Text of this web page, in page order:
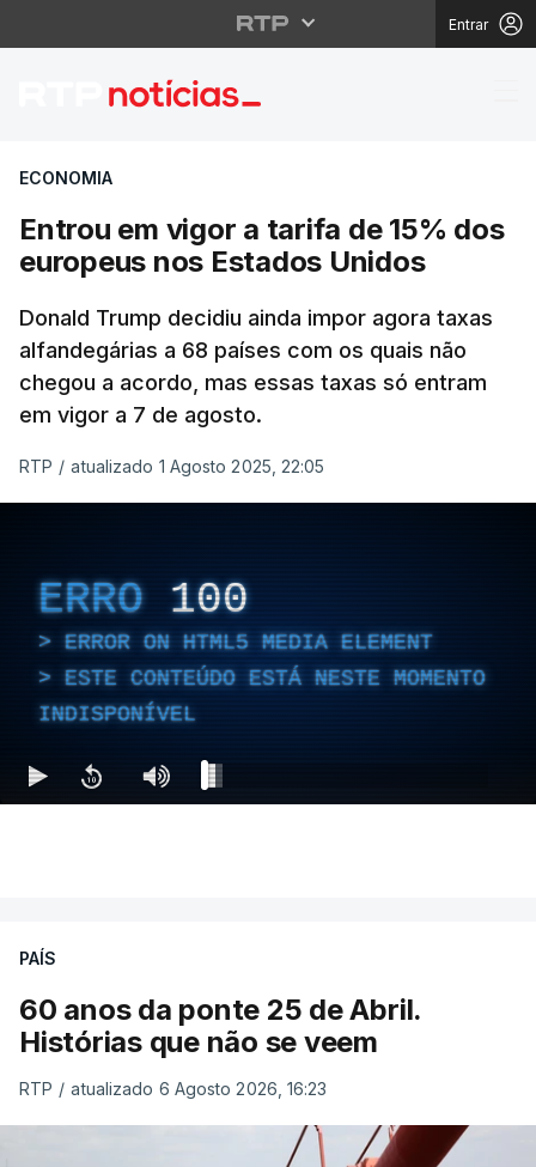
Entrar
Entrou em vigor a
ECONOMIA
Entrou em vigor a tarifa de 15% dos
europeus nos Estados Unidos
Donald Trump decidiu ainda impor agora taxas
alfandegárias a 68 países com os quais não
chegou a acordo, mas essas taxas só entram
em vigor a 7 de agosto.
RTP / atualizado 1 Agosto 2025, 22:05
ERRO 100
ERROR ON HTML5 MEDIA ELEMENT
ESTE CONTEÚDO ESTÁ NESTE MOMENTO
INDISPONÍVEL
PAÍS
60 anos da ponte 25 de Abril.
Histórias que não se veem
RTP / atualizado 6 Agosto 2026, 16:23